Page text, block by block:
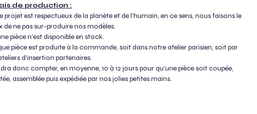
de production :
projet est respectueux de la planète et de l'humain, en ce sens, nous faisons le
de ne pas sur-produire nos modèles.
pièce n'est disponible en stock.
pièce est produite à la commande, soit dans notre atelier parisien, soit par
d'insertion partenaires.
donc compter, en moyenne, 10 à 12 jours pour qu'une pièce soit coupée,
assemblée puis expédiée par nos jolies petites mains.